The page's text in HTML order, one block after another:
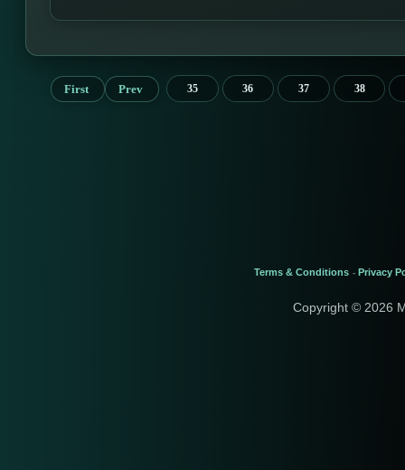
First Prev 35 36 37 38
Terms & Conditions - Privacy
Copyright © 2026